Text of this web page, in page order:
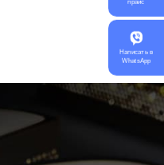
прайс
Написать в
WhatsApp